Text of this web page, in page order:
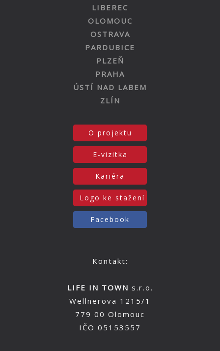
LIBEREC
OLOMOUC
OSTRAVA
PARDUBICE
PLZEŇ
PRAHA
ÚSTÍ NAD LABEM
ZLÍN
O projektu
E-vizitka
Kariéra
Logo ke stažení
Facebook
Kontakt:
LIFE IN TOWN s.r.o.
Wellnerova 1215/1
779 00 Olomouc
IČO 05153557